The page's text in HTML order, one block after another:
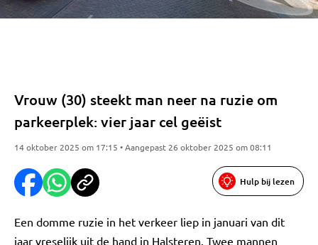
Vrouw (30) steekt man neer na ruzie om
parkeerplek: vier jaar cel geëist
14 oktober 2025 om 17:15 • Aangepast 26 oktober 2025 om 08:11
Hulp bij lezen
Een domme ruzie in het verkeer liep in januari van dit
jaar vreselijk uit de hand in Halsteren. Twee mannen